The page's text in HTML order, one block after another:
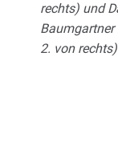
rechts) und
2. von